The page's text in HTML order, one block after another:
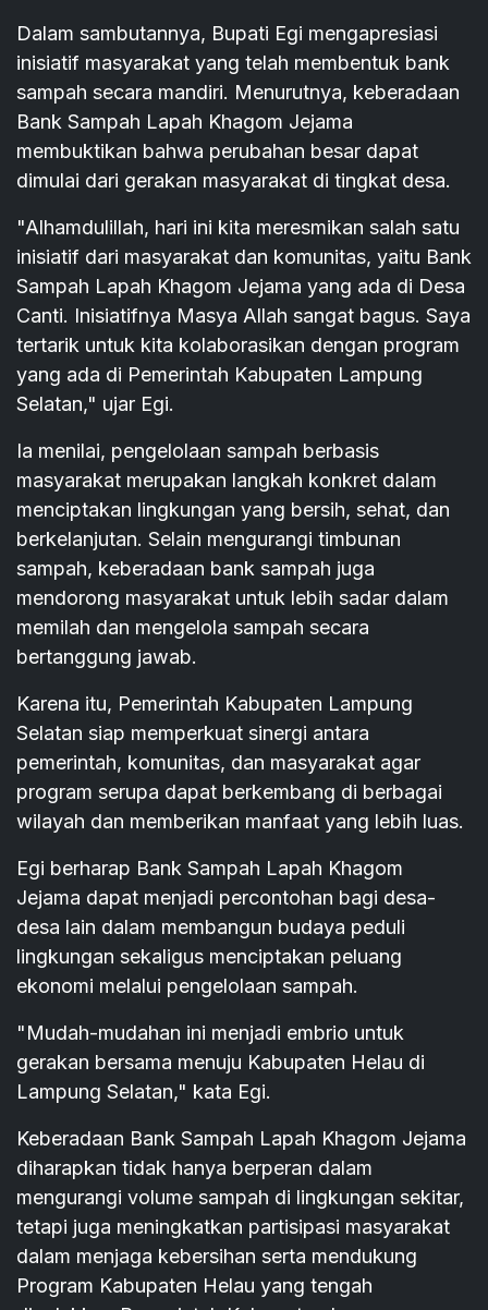
Dalam sambutannya, Bupati Egi mengapresiasi
inisiatif masyarakat yang telah membentuk bank
sampah secara mandiri. Menurutnya, keberadaan
Bank Sampah Lapah Khagom Jejama
membuktikan bahwa perubahan besar dapat
dimulai dari gerakan masyarakat di tingkat desa.
"Alhamdulillah, hari ini kita meresmikan salah satu
inisiatif dari masyarakat dan komunitas, yaitu Bank
Sampah Lapah Khagom Jejama yang ada di Desa
Canti. Inisiatifnya Masya Allah sangat bagus. Saya
tertarik untuk kita kolaborasikan dengan program
yang ada di Pemerintah Kabupaten Lampung
Selatan," ujar Egi.
Ia menilai, pengelolaan sampah berbasis
masyarakat merupakan langkah konkret dalam
menciptakan lingkungan yang bersih, sehat, dan
berkelanjutan. Selain mengurangi timbunan
sampah, keberadaan bank sampah juga
mendorong masyarakat untuk lebih sadar dalam
memilah dan mengelola sampah secara
bertanggung jawab.
Karena itu, Pemerintah Kabupaten Lampung
Selatan siap memperkuat sinergi antara
pemerintah, komunitas, dan masyarakat agar
program serupa dapat berkembang di berbagai
wilayah dan memberikan manfaat yang lebih luas.
Egi berharap Bank Sampah Lapah Khagom
Jejama dapat menjadi percontohan bagi desa-
desa lain dalam membangun budaya peduli
lingkungan sekaligus menciptakan peluang
ekonomi melalui pengelolaan sampah.
"Mudah-mudahan ini menjadi embrio untuk
gerakan bersama menuju Kabupaten Helau di
Lampung Selatan," kata Egi.
Keberadaan Bank Sampah Lapah Khagom Jejama
diharapkan tidak hanya berperan dalam
mengurangi volume sampah di lingkungan sekitar,
tetapi juga meningkatkan partisipasi masyarakat
dalam menjaga kebersihan serta mendukung
Program Kabupaten Helau yang tengah